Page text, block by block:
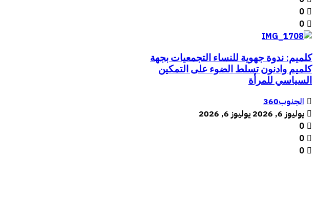
0
0
كلميم: ندوة جهوية للنساء التجمعيات بجهة
كلميم وادنون تسلط الضوء على التمكين
السياسي للمرأة
الجنوب360
يوليوز 6, 2026
يوليوز 6, 2026
0
0
0